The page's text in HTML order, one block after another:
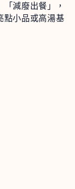
減廢出餐」，
點小品或高湯基